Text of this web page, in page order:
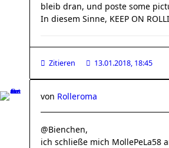
bleib dran, und poste some
In diesem Sinne, KEEP ON
Zitieren 13.01.2018, 18:45
von Rolleroma
@Bienchen,
ich schließe mich MollePeLa58